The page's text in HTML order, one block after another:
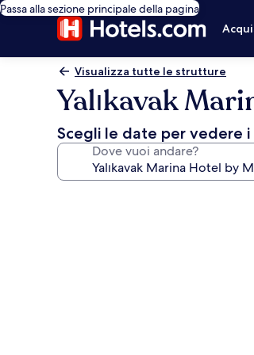
Passa alla sezione principale della pagina
Visualizza tutte le strutture
Yalıkavak
Scegli le date per vedere i
Dove vuoi andare?